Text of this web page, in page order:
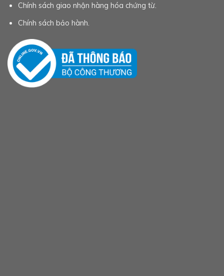
Chính sách giao nhận hàng hóa chứng từ.
Chính sách bảo hành.